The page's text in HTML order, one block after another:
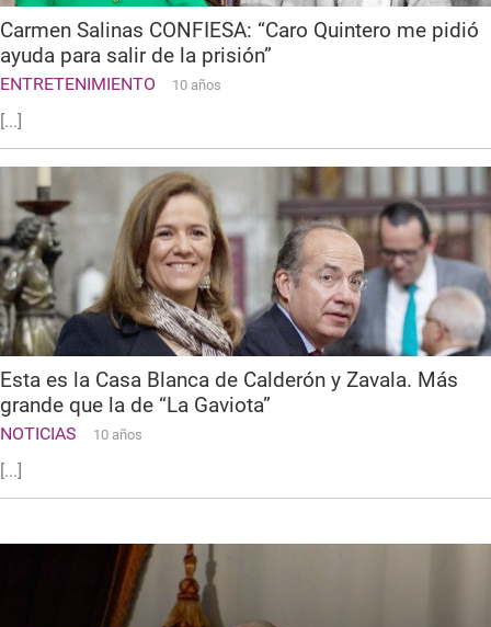
Carmen Salinas CONFIESA: “Caro Quintero me pidió
ayuda para salir de la prisión”
ENTRETENIMIENTO 10 años
[...]
Esta es la Casa Blanca de Calderón y Zavala. Más
grande que la de “La Gaviota”
NOTICIAS 10 años
[...]